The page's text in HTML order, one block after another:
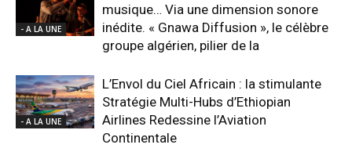
- A LA UNE
musique… Via une dimension sonore
inédite. « Gnawa Diffusion », le célèbre
groupe algérien, pilier de la
- A LA UNE
L’Envol du Ciel Africain : la stimulante
Stratégie Multi-Hubs d’Ethiopian
Airlines Redessine l’Aviation
Continentale